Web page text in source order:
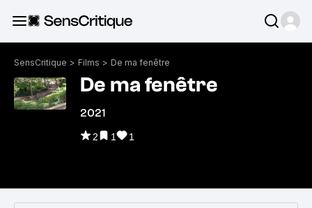
SensCritique > Films > De ma fenêtre
De ma fenêtre
2021
2 1 1